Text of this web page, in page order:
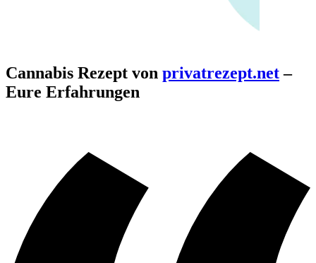
Cannabis Rezept von privatrezept.net –
Eure Erfahrungen